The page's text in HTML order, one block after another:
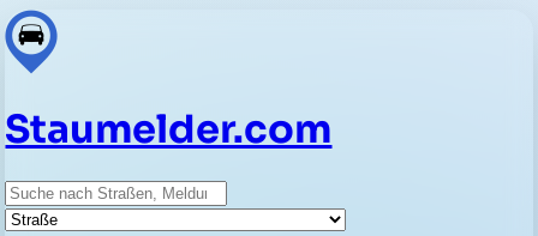
Staumelder.com
Suche
Straße